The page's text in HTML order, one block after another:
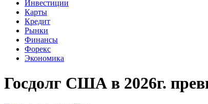
Инвестиции
Карты
Кредит
Рынки
Финансы
Форекс
Экономика
Госдолг США в 2026г.